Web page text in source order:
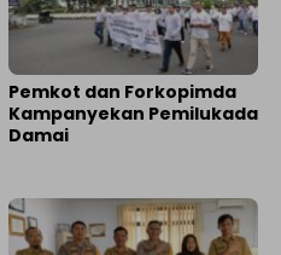
Pemkot dan Forkopimda
Kampanyekan Pemilukada
Damai